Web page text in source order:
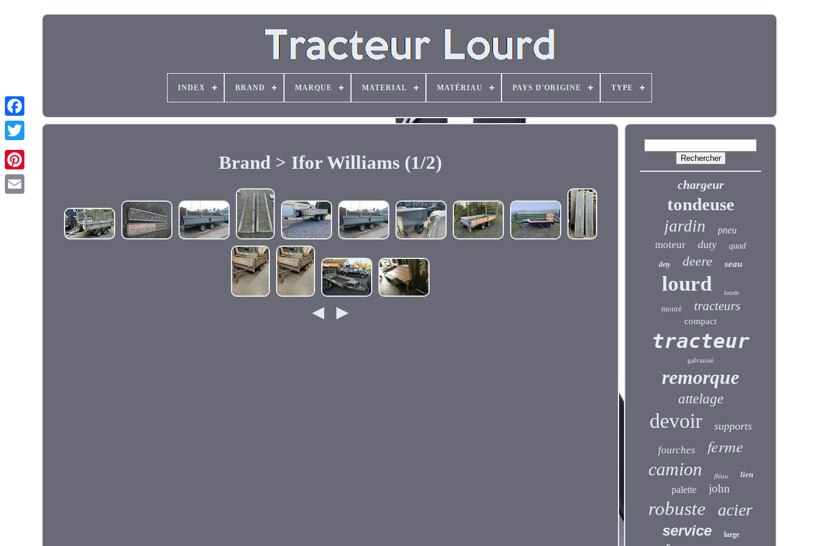
INDEX BRAND MARQUE MATERIAL MATÉRIAU PAYS D'ORIGINE TYPE
Brand > Ifor Williams (1/2)
chargeur
tondeuse
jardin pneu
moteur duty quad
dety deere seau
lourd lourds
monté tracteurs
compact
tracteur
galvanisé
remorque
attelage
devoir supports
fourches ferme
camion fléau lien
palette john
robuste acier
service large